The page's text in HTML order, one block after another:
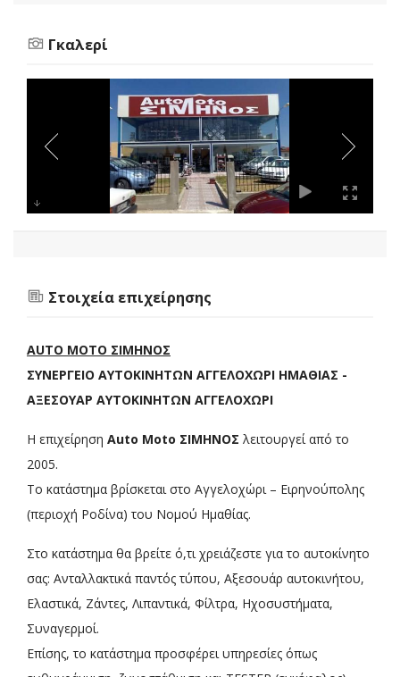
Γκαλερί
Στοιχεία επιχείρησης
AUTO MOTO ΣΙΜΗΝΟΣ
ΣΥΝΕΡΓΕΙΟ ΑΥΤΟΚΙΝΗΤΩΝ ΑΓΓΕΛΟΧΩΡΙ ΗΜΑΘΙΑΣ -
ΑΞΕΣΟΥΑΡ ΑΥΤΟΚΙΝΗΤΩΝ ΑΓΓΕΛΟΧΩΡΙ
Η επιχείρηση Auto Moto ΣΙΜΗΝΟΣ λειτουργεί από το
2005.
Το κατάστημα βρίσκεται στο Αγγελοχώρι – Ειρηνούπολης
(περιοχή Ροδίνα) του Νομού Ημαθίας.
Στο κατάστημα θα βρείτε ό,τι χρειάζεστε για το αυτοκίνητο
σας: Ανταλλακτικά παντός τύπου, Αξεσουάρ αυτοκινήτου,
Ελαστικά, Ζάντες, Λιπαντικά, Φίλτρα, Ηχοσυστήματα,
Συναγερμοί.
Επίσης, το κατάστημα προσφέρει υπηρεσίες όπως